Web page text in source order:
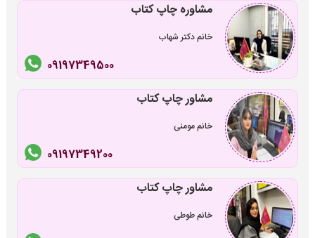
مشاوره چاپ کتاب
خانم دکتر شهاب
09197349500
مشاور چاپ کتاب
خانم مومنی
09197349200
مشاور چاپ کتاب
خانم طوطی